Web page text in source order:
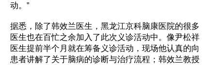
动。”
据悉，除了韩效兰医生，黑龙江京科脑康医院的很多
医生也在百忙之余加入了此次义诊活动中。像尹松祥
医生提前半个月就在筹备义诊活动，现场他认真的向
患者讲解了关于脑病的诊断与治疗流程；韩效兰教授